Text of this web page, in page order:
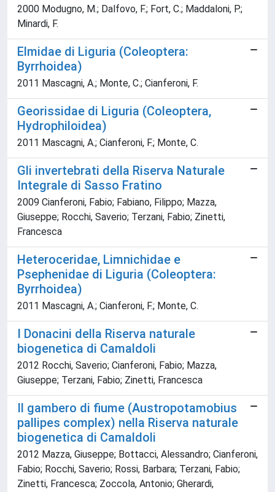
2000 Modugno, M.; Dalfovo, F.; Fort, C.; Maddaloni, P.;
Minardi, F.
Elmidae di Liguria (Coleoptera:
Byrrhoidea)
2011 Mascagni, A.; Monte, C.; Cianferoni, F.
Georissidae di Liguria (Coleoptera,
Hydrophiloidea)
2011 Mascagni, A.; Cianferoni, F.; Monte, C.
Gli invertebrati della Riserva Naturale
Integrale di Sasso Fratino
2009 Cianferoni, Fabio; Fabiano, Filippo; Mazza,
Giuseppe; Rocchi, Saverio; Terzani, Fabio; Zinetti,
Francesca
Heteroceridae, Limnichidae e
Psephenidae di Liguria (Coleoptera:
Byrrhoidea)
2011 Mascagni, A.; Cianferoni, F.; Monte, C.
I Donacini della Riserva naturale
biogenetica di Camaldoli
2012 Rocchi, Saverio; Cianferoni, Fabio; Mazza,
Giuseppe; Terzani, Fabio; Zinetti, Francesca
Il gambero di fiume (Austropotamobius
pallipes complex) nella Riserva naturale
biogenetica di Camaldoli
2012 Mazza, Giuseppe; Bottacci, Alessandro; Cianferoni,
Fabio; Rocchi, Saverio; Rossi, Barbara; Terzani, Fabio;
Zinetti, Francesca; Zoccola, Antonio; Gherardi,